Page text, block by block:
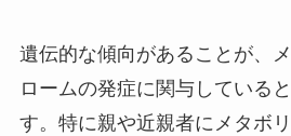
遺伝的な傾向があることが、
ロームの発症に関与している
す。特に親や近親者にメタボ